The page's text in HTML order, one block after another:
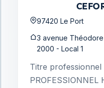
97420 Le Port
3 avenue
2000 - Local 1
Titre professionnel
PROFESSIONNEL